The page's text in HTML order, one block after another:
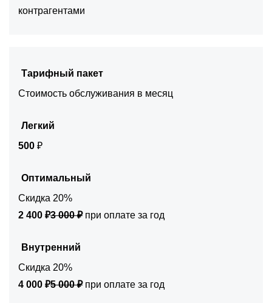
контрагентами
Тарифный пакет
Стоимость обслуживания в месяц
Легкий
500 ₽
Оптимальный
Скидка 20%
2 400 ₽3 000 ₽при оплате за год
Внутренний
Скидка 20%
4 000 ₽5 000 ₽при оплате за год